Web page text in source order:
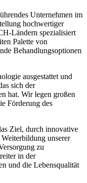
Unternehmen im
hochwertiger
Ländern spezialisiert
Palette von
Behandlungsoptionen
ausgestattet und
sich der
hat. Wir legen großen
Förderung des
Ziel, durch innovative
unserer
zu
in der
und die Lebensqualität